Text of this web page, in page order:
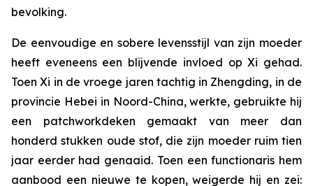
bevolking.
De eenvoudige en sobere levensstijl van zijn moeder
heeft eveneens een blijvende invloed op Xi gehad.
Toen Xi in de vroege jaren tachtig in Zhengding, in de
provincie Hebei in Noord-China, werkte, gebruikte hij
een patchworkdeken gemaakt van meer dan
honderd stukken oude stof, die zijn moeder ruim tien
jaar eerder had genaaid. Toen een functionaris hem
aanbood een nieuwe te kopen, weigerde hij en zei: